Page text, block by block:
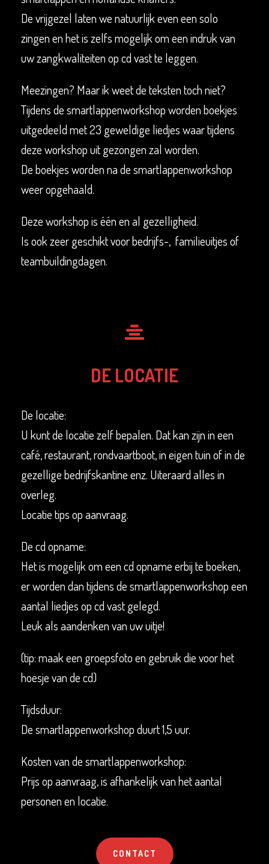
De vrijgezel laten we natuurlijk even een solo
zingen en het is zelfs mogelijk om een indruk van
uw zangkwaliteiten op cd vast te leggen.
Meezingen? Maar ik weet de teksten toch niet?
Tijdens de smartlappenworkshop worden boekjes
uitgedeeld met 23 geweldige liedjes waar tijdens
deze workshop uit gezongen zal worden.
De boekjes worden na de smartlappenworkshop
weer opgehaald.
Deze workshop is één en al gezelligheid.
Is ook zeer geschikt voor bedrijfs-, familieuitjes of
teambuildingdagen.
DE LOCATIE
De locatie:
U kunt de locatie zelf bepalen. Dat kan zijn in een
café, restaurant, rondvaartboot, in eigen tuin of in de
gezellige bedrijfskantine enz. Uiteraard alles in
overleg.
Locatie tips op aanvraag.
De cd opname:
Het is mogelijk om een cd opname erbij te boeken,
er worden dan tijdens de smartlappenworkshop een
aantal liedjes op cd vast gelegd.
Leuk als aandenken van uw uitje!
(tip: maak een groepsfoto en gebruik die voor het
hoesje van de cd)
Tijdsduur:
De smartlappenworkshop duurt 1,5 uur.
Kosten van de smartlappenworkshop:
Prijs op aanvraag, is afhankelijk van het aantal
personen en locatie.
CONTACT